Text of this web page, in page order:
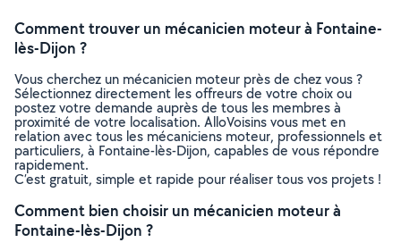
Comment trouver un mécanicien moteur à Fontaine-
lès-Dijon ?
Vous cherchez un mécanicien moteur près de chez vous ?
Sélectionnez directement les offreurs de votre choix ou
postez votre demande auprès de tous les membres à
proximité de votre localisation. AlloVoisins vous met en
relation avec tous les mécaniciens moteur, professionnels et
particuliers, à Fontaine-lès-Dijon, capables de vous répondre
rapidement.
C’est gratuit, simple et rapide pour réaliser tous vos projets !
Comment bien choisir un mécanicien moteur à
Fontaine-lès-Dijon ?